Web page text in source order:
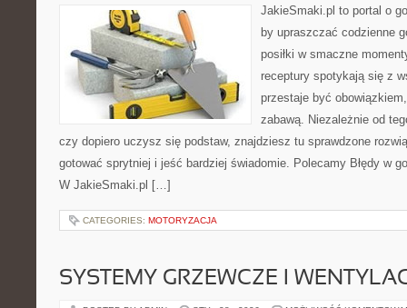
JakieSmaki.pl to portal o
by upraszczać codzienne
posiłki w smaczne
receptury spotykają się z
przestaje być
zabawą. Niezależnie od
czy dopiero uczysz się podstaw, znajdziesz tu sprawdzone
gotować sprytniej i jeść bardziej świadomie. Polecamy Błędy w
W JakieSmaki.pl […]
CATEGORIES: MOTORYZACJA
SYSTEMY GRZEWCZE I